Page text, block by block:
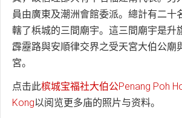
員由廣東及潮洲會館委派。總計有二十
轄了梹城的三間廟宇。這三間廟宇是升
霹靂路與安順律交界之受天宮大伯公廟
宮。
点击此槟城宝福社大伯公Penang Poh
Kong以阅览更多庙的照片与资料。